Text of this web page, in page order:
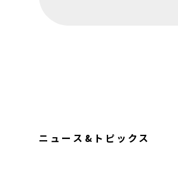
ニュース&トピックス